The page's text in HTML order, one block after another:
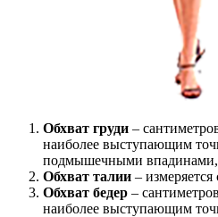
Обхват груди –
наиболее выступающим
подмышечными
Обхват талии –
Обхват бедер –
наиболее выступающим